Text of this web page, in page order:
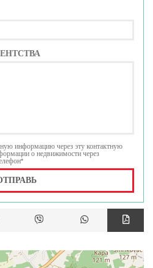
информацию через эту контактную
о недвижимости через